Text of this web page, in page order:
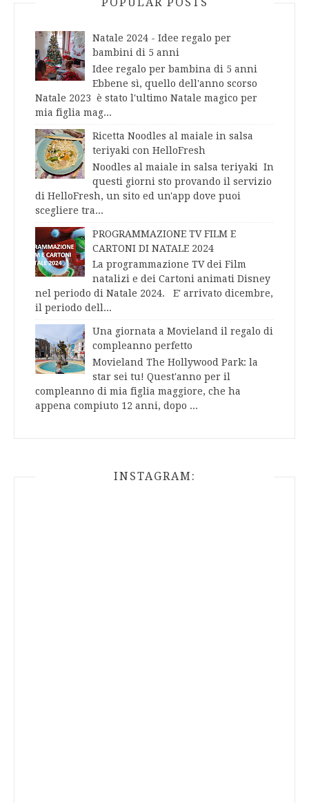
Natale 2024 - Idee regalo per
bambini di 5 anni
Idee regalo per bambina di 5 anni
Ebbene sì, quello dell'anno scorso
Natale 2023 è stato l'ultimo Natale magico per
mia figlia mag...
Ricetta Noodles al maiale in salsa
teriyaki con HelloFresh
Noodles al maiale in salsa teriyaki In
questi giorni sto provando il servizio
di HelloFresh, un sito ed un'app dove puoi
scegliere tra...
PROGRAMMAZIONE TV FILM E
CARTONI DI NATALE 2024
La programmazione TV dei Film
natalizi e dei Cartoni animati Disney
nel periodo di Natale 2024. E' arrivato dicembre,
il periodo dell...
Una giornata a Movieland il regalo di
compleanno perfetto
Movieland The Hollywood Park: la
star sei tu! Quest'anno per il
compleanno di mia figlia maggiore, che ha
appena compiuto 12 anni, dopo ...
INSTAGRAM: